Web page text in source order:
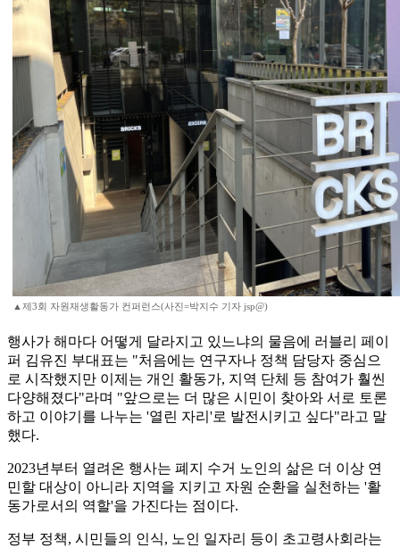
▲제3회 자원재생활동가 컨퍼런스(사진=박지수 기자 jsp@)
행사가 해마다 어떻게 달라지고 있느냐의 물음에 러블리 페이
퍼 김유진 부대표는 "처음에는 연구자나 정책 담당자 중심으
로 시작했지만 이제는 개인 활동가, 지역 단체 등 참여가 훨씬
다양해졌다"라며 "앞으로는 더 많은 시민이 찾아와 서로 토론
하고 이야기를 나누는 '열린 자리'로 발전시키고 싶다"라고 말
했다.
2023년부터 열려온 행사는 폐지 수거 노인의 삶은 더 이상 연
민할 대상이 아니라 지역을 지키고 자원 순환을 실천하는 '활
동가로서의 역할'을 가진다는 점이다.
정부 정책, 시민들의 인식, 노인 일자리 등이 초고령사회라는